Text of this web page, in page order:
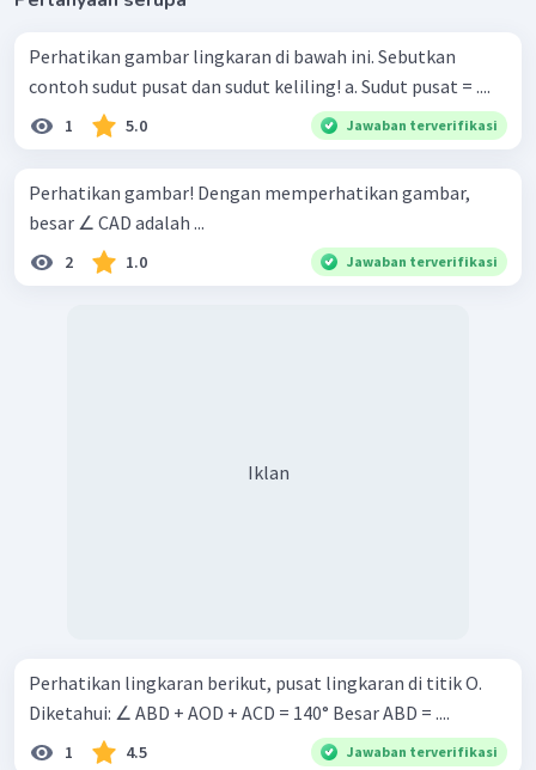
Perhatikan gambar lingkaran di bawah ini. Sebutkan
contoh sudut pusat dan sudut keliling! a. Sudut pusat = ....
1 5.0 Jawaban terverifikasi
Perhatikan gambar! Dengan memperhatikan gambar,
besar ∠ CAD adalah ...
2 1.0 Jawaban terverifikasi
Iklan
Perhatikan lingkaran berikut, pusat lingkaran di titik O.
Diketahui: ∠ ABD + AOD + ACD = 140° Besar ABD = ....
1 4.5 Jawaban terverifikasi